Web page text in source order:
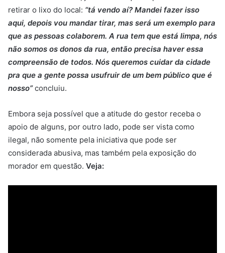
retirar o lixo do local: “tá vendo aí? Mandei fazer isso
aqui, depois vou mandar tirar, mas será um exemplo para
que as pessoas colaborem. A rua tem que está limpa, nós
não somos os donos da rua, então precisa haver essa
compreensão de todos. Nós queremos cuidar da cidade
pra que a gente possa usufruir de um bem público que é
nosso”concluiu.
Embora seja possível que a atitude do gestor receba o
apoio de alguns, por outro lado, pode ser vista como
ilegal, não somente pela iniciativa que pode ser
considerada abusiva, mas também pela exposição do
morador em questão. Veja: